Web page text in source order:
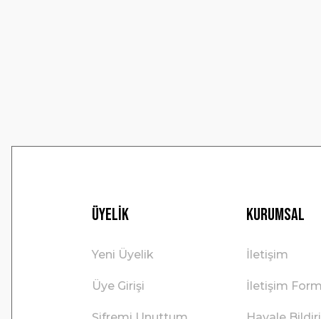
Üyelik
Yeni Üyelik
Üye Girişi
Kurumsal
İletişim
İletişim